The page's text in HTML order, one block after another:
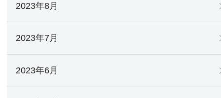
2023年8月
2023年7月
2023年6月